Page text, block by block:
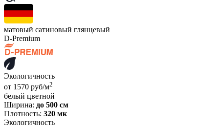
матовый сатиновый глянцевый
D-Premium
Экологичность
от 1570 руб/м2
белый цветной
Ширина: до 500 см
Плотность: 320 мк
Экологичность